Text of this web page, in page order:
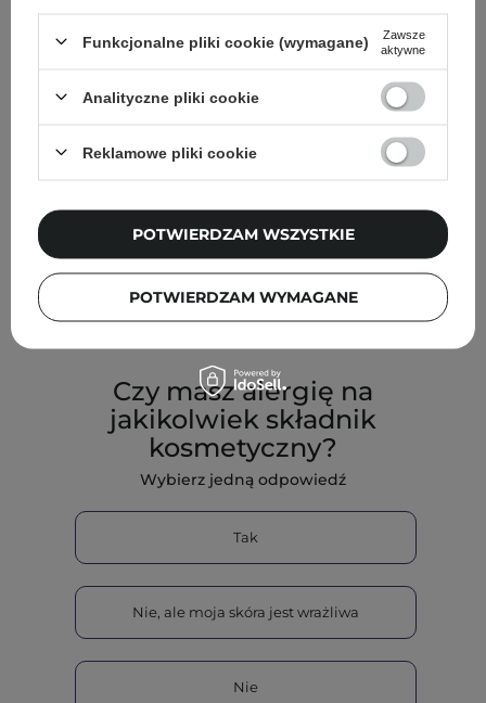
Wybierz jedną odpowiedź
Wysoka
Przejdź do testu na porowatość
Czy masz alergię na
jakikolwiek składnik
kosmetyczny?
Wybierz jedną odpowiedź
Tak
Nie, ale moja skóra jest wrażliwa
Nie
Funkcjonalne pliki cookie (wymagane)
Zawsze
aktywne
Analityczne pliki cookie
Reklamowe pliki cookie
POTWIERDZAM WYMAGANE
POTWIERDZAM WSZYSTKIE